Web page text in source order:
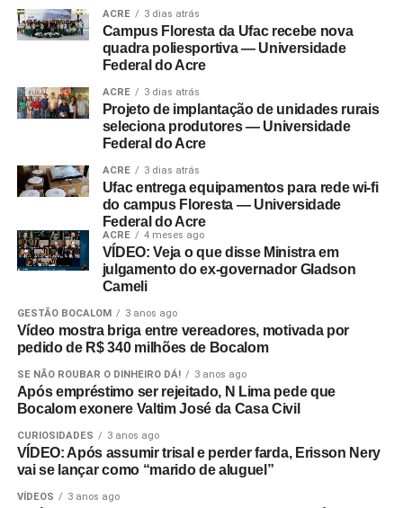
ACRE 3 dias atrás
Campus Floresta da Ufac recebe nova
quadra poliesportiva — Universidade
Federal do Acre
ACRE 3 dias atrás
Projeto de implantação de unidades rurais
seleciona produtores — Universidade
Federal do Acre
ACRE 3 dias atrás
Ufac entrega equipamentos para rede wi-fi
do campus Floresta — Universidade
Federal do Acre
ACRE 4 meses ago
VÍDEO: Veja o que disse Ministra em
julgamento do ex-governador Gladson
Cameli
GESTÃO BOCALOM 3 anos ago
Vídeo mostra briga entre vereadores, motivada por
pedido de R$ 340 milhões de Bocalom
SE NÃO ROUBAR O DINHEIRO DÁ! 3 anos ago
Após empréstimo ser rejeitado, N Lima pede que
Bocalom exonere Valtim José da Casa Civil
CURIOSIDADES 3 anos ago
VÍDEO: Após assumir trisal e perder farda, Erisson Nery
vai se lançar como “marido de aluguel”
VÍDEOS 3 anos ago